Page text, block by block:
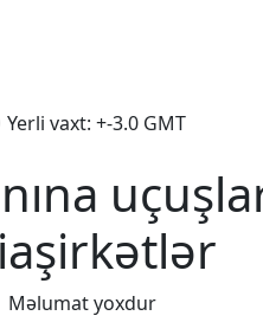
Yerli vaxt: +-3.0 GMT
Məlumat yoxdur